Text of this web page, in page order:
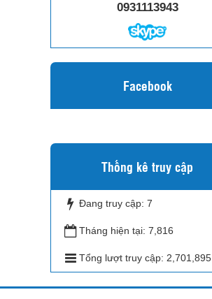
0931113943
Facebook
Thống kê truy cập
Đang truy cập: 7
Tháng hiện tại: 7,816
Tổng lượt truy cập: 2,701,895